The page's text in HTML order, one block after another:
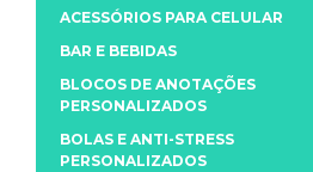
ACESSÓRIOS PARA CELULAR
BAR E BEBIDAS
BLOCOS DE ANOTAÇÕES
PERSONALIZADOS
BOLAS E ANTI-STRESS
PERSONALIZADOS